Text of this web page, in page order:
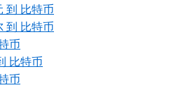
到 比特币
到 比特币
币
比特币
币